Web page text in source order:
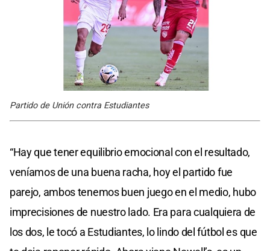
Partido de Unión contra Estudiantes
“Hay que tener equilibrio emocional con el resultado,
veníamos de una buena racha, hoy el partido fue
parejo, ambos tenemos buen juego en el medio, hubo
imprecisiones de nuestro lado. Era para cualquiera de
los dos, le tocó a Estudiantes, lo lindo del fútbol es que